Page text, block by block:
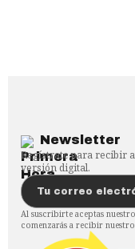
Newsletter
Regístrate para recibir
versión digital.
Al suscribirte aceptas
comenzarás a recibir